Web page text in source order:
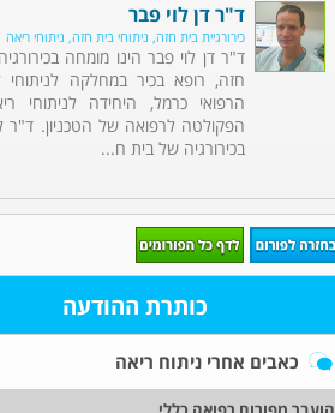
ד"ר דן לוי פבר
כירורגיית בית חזה, ניתוחי בית חזה, ניתוחי ריאה
ד"ר דן לוי פבר הינו מומחה
חזה, רופא בכיר במחלקה לניתוחי
הרפואי כרמל, היחידה לניתוחי
הפקולטה לרפואה של הטכניון. ד"ר
בכירורגיה של בית ח...
כותרת ההודעה
כאבים אחרי ניתוח ריאה